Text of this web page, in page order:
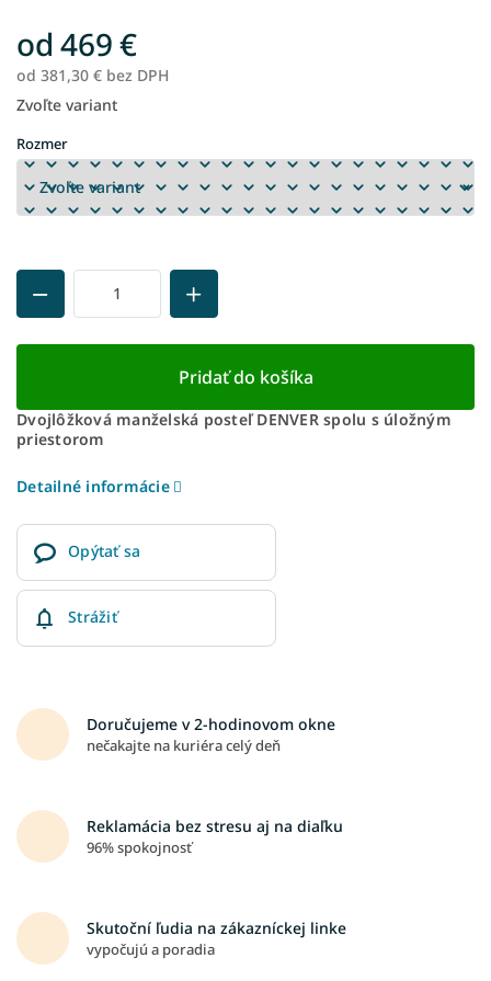
od469 €
od 381,30 € bez DPH
Jednotková
Zvoľte variant
Rozmer
Pridať do košíka
Dvojlôžková manželská posteľ DENVER spolu s úložným
priestorom
Detailné informácie
Opýtať sa
Strážiť
Doručujeme v 2-hodinovom okne
nečakajte na kuriéra celý deň
Reklamácia bez stresu aj na diaľku
96% spokojnosť
Skutoční ľudia na zákazníckej linke
vypočujú a poradia